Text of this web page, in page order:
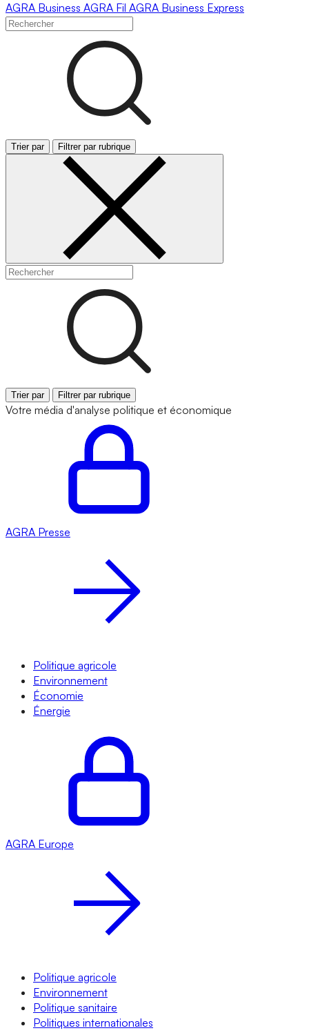
AGRA Business AGRA Fil AGRA Business Express
Trier par Filtrer par rubrique
Trier par Filtrer par rubrique
Votre média d'analyse politique et économique
AGRA Presse
Politique agricole
Environnement
Économie
Énergie
AGRA Europe
Politique agricole
Environnement
Politique sanitaire
Politiques internationales